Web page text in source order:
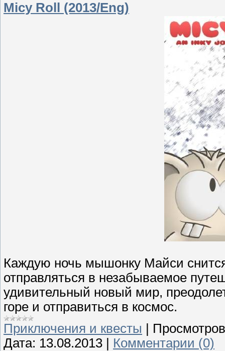
Micy Roll (2013/Eng)
Каждую ночь мышонку Майси
отправляться в незабываемое
удивительный новый мир,
горе и отправиться в космос.
Приключения и квесты
Дата: 13.08.2013
Комментарии (0)